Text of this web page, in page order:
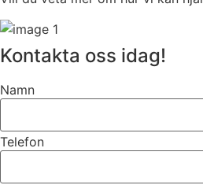
Kontakta oss idag!
Namn
Telefon